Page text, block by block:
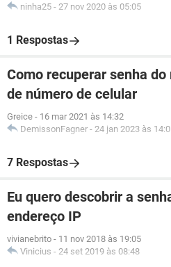
ninha25 - 27 nov 2020 às 05:05
1 Respostas
Como recuperar senha
de número de celular
Greice - 16 mar 2021 às 14:32
DemissonFagner - 24 jan 2023 às
7 Respostas
Eu quero descobrir a
endereço IP
vivianebrito - 11 nov 2018 às 19:05
Vinicius - 24 set 2019 às 08:48